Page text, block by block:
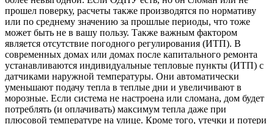
прошел поверку, расчеты также производятся по нормативу
или по среднему значению за прошлые периоды, что тоже
может быть не в вашу пользу. Также важным фактором
является отсутствие погодного регулирования (ИТП). В
современных домах или домах после капитального ремонта
устанавливаются индивидуальные тепловые пункты (ИТП) с
датчиками наружной температуры. Они автоматически
уменьшают подачу тепла в теплые дни и увеличивают в
морозные. Если система не настроена или сломана, дом будет
потреблять (и оплачивать) максимум тепла даже при
плюсовой температуре на улице. Кроме того, утечки и потери